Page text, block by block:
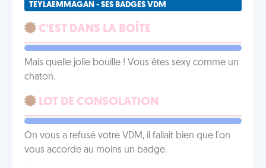
TEYLAEMMAGAN - SES BADGES VDM
C'EST DANS LA BOÎTE
Mais quelle jolie bouille ! Vous êtes sexy comme un
chaton.
LOT DE CONSOLATION
On vous a refusé votre VDM, il fallait bien que l'on
vous accorde au moins un badge.